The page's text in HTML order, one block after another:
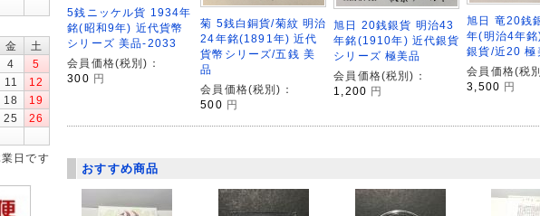
5銭ニッケル貨 1934年
銘(昭和9年) 近代貨幣
シリーズ 美品-2033
会員価格(税別)：
300 円
菊 5銭白銅貨/菊紋 明治
24年銘(1891年) 近代
貨幣シリーズ/五銭 美
品
会員価格(税別)：
500 円
旭日 20銭銀貨 明治43
年銘(1910年) 近代銀貨
シリーズ 極美品
会員価格(税別)：
1,200 円
旭日 竜20銭
年(明治4年
銀貨/近20 極
会員価格(税
3,500 円
おすすめ商品
金
土
4
5
11
12
18
19
25
26
日です